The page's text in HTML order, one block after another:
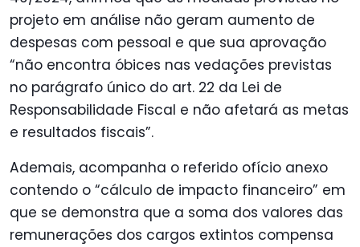
projeto em análise não geram aumento de
despesas com pessoal e que sua aprovação
“não encontra óbices nas vedações previstas
no parágrafo único do art. 22 da Lei de
Responsabilidade Fiscal e não afetará as metas
e resultados fiscais”.
Ademais, acompanha o referido ofício anexo
contendo o “cálculo de impacto financeiro” em
que se demonstra que a soma dos valores das
remunerações dos cargos extintos compensa